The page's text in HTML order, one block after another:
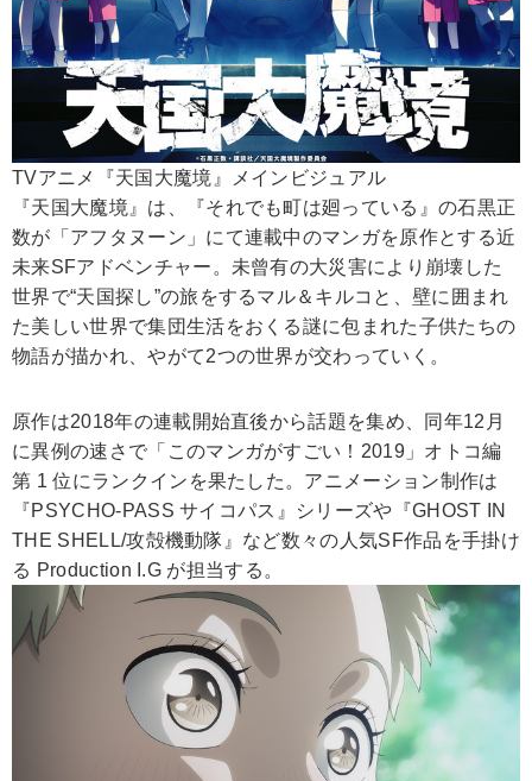
TVアニメ『天国大魔境』メインビジュアル
『天国大魔境』は、『それでも町は廻っている』の石黒正
数が「アフタヌーン」にて連載中のマンガを原作とする近
未来SFアドベンチャー。未曾有の大災害により崩壊した
世界で“天国探し”の旅をするマル＆キルコと、壁に囲まれ
た美しい世界で集団生活をおくる謎に包まれた子供たちの
物語が描かれ、やがて2つの世界が交わっていく。
原作は2018年の連載開始直後から話題を集め、同年12月
に異例の速さで「このマンガがすごい！2019」オトコ編
第 1 位にランクインを果たした。アニメーション制作は
『PSYCHO-PASS サイコパス』シリーズや『GHOST IN
THE SHELL/攻殻機動隊』など数々の人気SF作品を手掛け
る Production I.G が担当する。